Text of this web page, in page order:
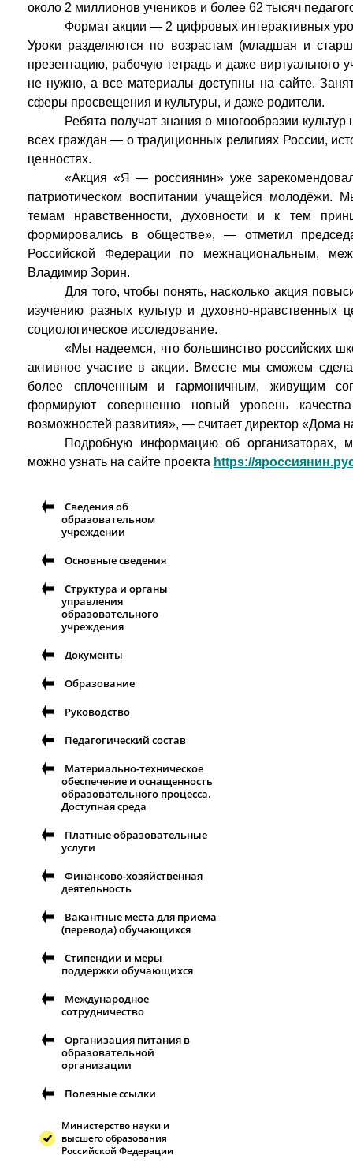
около 2 миллионов учеников и более 62 тысяч
Формат акции — 2 цифровых интерактивных
Уроки разделяются по возрастам (младшая и
презентацию, рабочую тетрадь и даже виртуального
не нужно, а все материалы доступны на сайте.
сферы просвещения и культуры, и даже родители.
Ребята получат знания о многообразии
всех граждан — о традиционных религиях России,
ценностях.
«Акция «Я — россиянин» уже
патриотическом воспитании учащейся
темам нравственности, духовности и к тем
формировались в обществе», — отметил
Российской Федерации по межнациональным,
Владимир Зорин.
Для того, чтобы понять, насколько акция
изучению разных культур и духовно-нравственных
социологическое исследование.
«Мы надеемся, что большинство российских
активное участие в акции. Вместе мы сможем
более сплоченным и гармоничным, живущим
формируют совершенно новый уровень
возможностей развития», — считает директор «Дома
Подробную информацию об организаторах,
можно узнать на сайте проекта https://
Сведения об
образовательном
учреждении
Основные сведения
Структура и органы
управления
образовательного
учреждения
Документы
Образование
Руководство
Педагогический состав
Материально-техническое
обеспечение и оснащенность
образовательного процесса.
Доступная среда
Платные образовательные
услуги
Финансово-хозяйственная
деятельность
Вакантные места для приема
(перевода) обучающихся
Стипендии и меры
поддержки обучающихся
Международное
сотрудничество
Организация питания в
образовательной
организации
Полезные ссылки
Министерство науки и
высшего образования
Российской Федерации